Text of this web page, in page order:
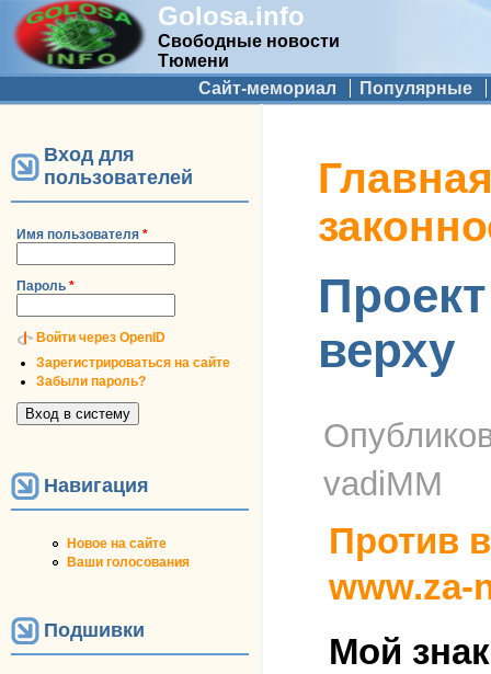
Golosa.info
Свободные новости
Тюмени
Дополнительное меню
Сайт-мемориал Популярные
Вход для
пользователей
Имя пользователя *
Пароль *
Войти через OpenID
Зарегистрироваться на сайте
Забыли пароль?
Навигация
Новое на сайте
Ваши голосования
Подшивки
Вы здесь
верху
vadiMM
Против
www.za-
Мой